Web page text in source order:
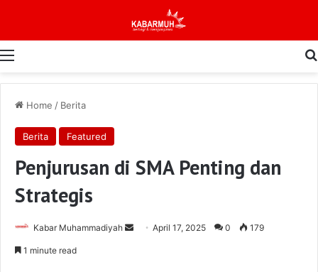
Menu
Home / Berita
Berita Featured
Penjurusan di SMA Penting dan
Strategis
Kabar Muhammadiyah
Send April 17, 2025 0 179
1 minute read